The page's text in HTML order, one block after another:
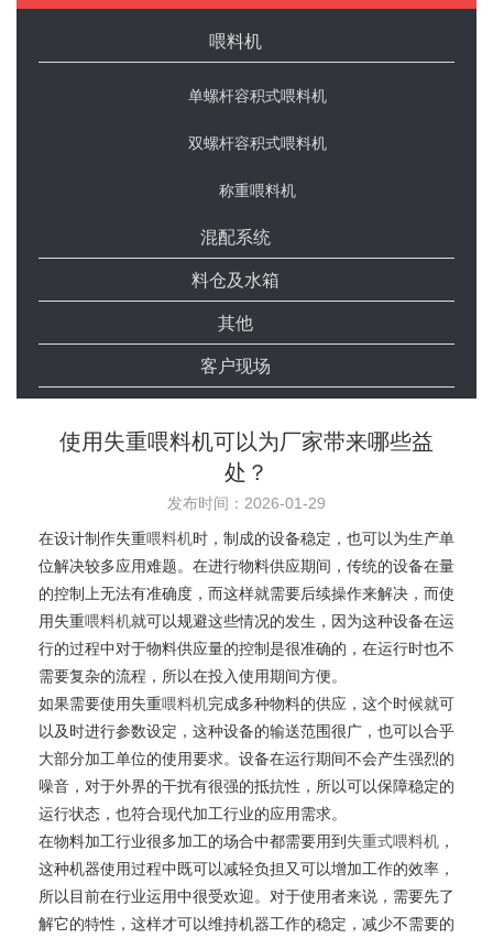
喂料机
单螺杆容积式喂料机
双螺杆容积式喂料机
称重喂料机
混配系统
料仓及水箱
其他
客户现场
使用失重喂料机可以为厂家带来哪些益
处？
发布时间：2026-01-29
在设计制作失重喂料机时，制成的设备稳定，也可以为生产单
位解决较多应用难题。在进行物料供应期间，传统的设备在量
的控制上无法有准确度，而这样就需要后续操作来解决，而使
用失重喂料机就可以规避这些情况的发生，因为这种设备在运
行的过程中对于物料供应量的控制是很准确的，在运行时也不
需要复杂的流程，所以在投入使用期间方便。
如果需要使用失重喂料机完成多种物料的供应，这个时候就可
以及时进行参数设定，这种设备的输送范围很广，也可以合乎
大部分加工单位的使用要求。设备在运行期间不会产生强烈的
噪音，对于外界的干扰有很强的抵抗性，所以可以保障稳定的
运行状态，也符合现代加工行业的应用需求。
在物料加工行业很多加工的场合中都需要用到失重式喂料机 ，
这种机器使用过程中既可以减轻负担又可以增加工作的效率，
所以目前在行业运用中很受欢迎。对于使用者来说，需要先了
解它的特性，这样才可以维持机器工作的稳定，减少不需要的